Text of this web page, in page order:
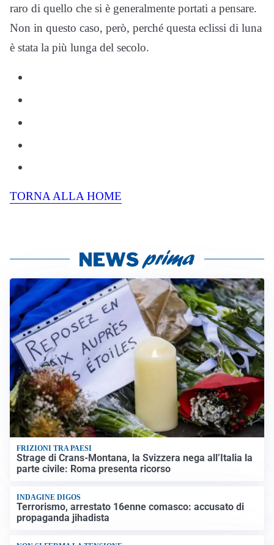
raro di quello che si è generalmente portati a pensare.
Non in questo caso, però, perché questa eclissi di luna
è stata la più lunga del secolo.
TORNA ALLA HOME
FRIZIONI TRA PAESI
Strage di Crans-Montana, la Svizzera nega all’Italia la
parte civile: Roma presenta ricorso
INDAGINE DIGOS
Terrorismo, arrestato 16enne comasco: accusato di
propaganda jihadista